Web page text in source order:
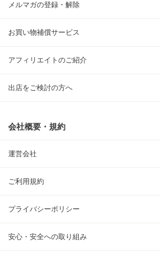
メルマガの登録・解除
お買い物補償サービス
アフィリエイトのご紹介
出店をご検討の方へ
会社概要・規約
運営会社
ご利用規約
プライバシーポリシー
安心・安全への取り組み